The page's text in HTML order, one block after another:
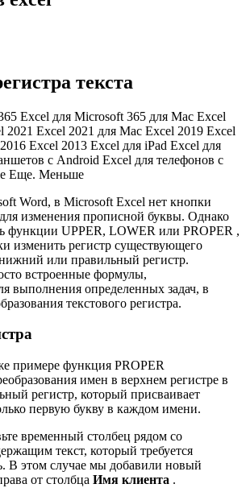
текста
Excel для Microsoft 365 для Mac Excel
2021 Excel 2021 для Mac Excel 2019 Excel
Excel 2013 Excel для iPad Excel для
с Android Excel для телефонов с
Еще. Меньше
Word, в Microsoft Excel нет кнопки
для изменения прописной буквы. Однако
функции UPPER, LOWER или PROPER ,
изменить регистр существующего
или правильный регистр.
встроенные формулы,
выполнения определенных задач, в
текстового регистра.
примере функция PROPER
имен в верхнем регистре в
регистр, который присваивает
первую букву в каждом имени.
временный столбец рядом со
текст, который требуется
В этом случае мы добавили новый
от столбца Имя клиента .